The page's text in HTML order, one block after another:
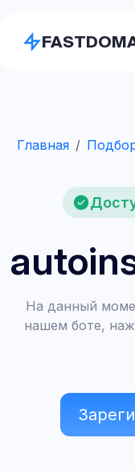
Главная
На данный
нашем боте,